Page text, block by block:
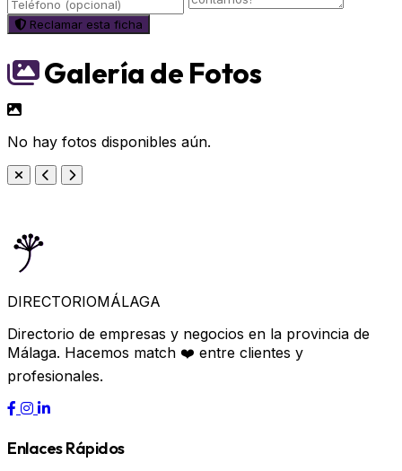
Reclamar esta ficha
Galería de Fotos
No hay fotos disponibles aún.
DIRECTORIOMÁLAGA
Directorio de empresas y negocios en la provincia de
Málaga. Hacemos match ❤️ entre clientes y
profesionales.
Enlaces Rápidos